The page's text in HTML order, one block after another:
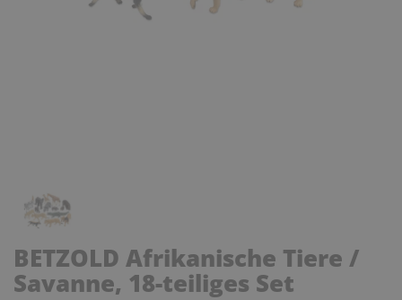
BETZOLD Afrikanische Tiere /
Savanne, 18-teiliges Set